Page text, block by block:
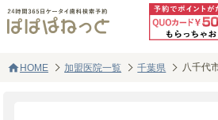
homeHOME 加盟医院一覧 千葉県 八千代